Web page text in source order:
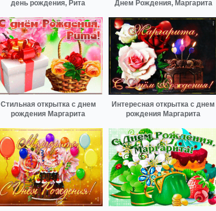
день рождения, Рита
Днем Рождения, Маргарита
Стильная открытка с днем
рождения Маргарита
Интересная открытка с днем
рождения Маргарита